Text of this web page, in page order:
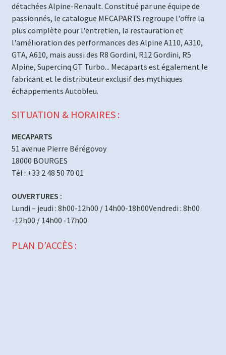
détachées Alpine-Renault. Constitué par une équipe de
passionnés, le catalogue MECAPARTS regroupe l'offre la
plus complète pour l'entretien, la restauration et
l'amélioration des performances des Alpine A110, A310,
GTA, A610, mais aussi des R8 Gordini, R12 Gordini, R5
Alpine, Supercinq GT Turbo... Mecaparts est également le
fabricant et le distributeur exclusif des mythiques
échappements Autobleu.
SITUATION & HORAIRES :
MECAPARTS
51 avenue Pierre Bérégovoy
18000 BOURGES
Tél : +33 2 48 50 70 01
OUVERTURES :
Lundi – jeudi : 8h00-12h00 / 14h00-18h00Vendredi : 8h00
-12h00 / 14h00 -17h00
PLAN D’ACCÈS :